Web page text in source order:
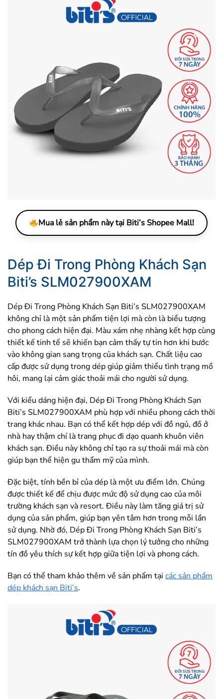
Mua lẻ sản phẩm này tại Biti’s Shopee Mall!
Dép Đi Trong Phòng Khách Sạn
Biti’s SLM027900XAM
Dép Đi Trong Phòng Khách Sạn Biti’s SLM027900XAM
không chỉ là một sản phẩm tiện lợi mà còn là biểu tượng
cho phong cách hiện đại. Màu xám nhẹ nhàng kết hợp cùng
thiết kế tinh tế sẽ khiến bạn cảm thấy tự tin hơn khi bước
vào không gian sang trọng của khách sạn. Chất liệu cao
cấp được sử dụng trong dép giúp giảm thiểu tình trạng mồ
hôi, mang lại cảm giác thoải mái cho người sử dụng.
Với kiểu dáng hiện đại, Dép Đi Trong Phòng Khách Sạn
Biti’s SLM027900XAM phù hợp với nhiều phong cách thời
trang khác nhau. Bạn có thể kết hợp dép với đồ ngủ, đồ ở
nhà hay thậm chí là trang phục đi dạo quanh khuôn viên
khách sạn. Điều này không chỉ tạo ra sự thoải mái mà còn
giúp bạn thể hiện gu thẩm mỹ của mình.
Đặc biệt, tính bền bỉ của dép là một ưu điểm lớn. Chúng
được thiết kế để chịu được mức độ sử dụng cao của môi
trường khách sạn và resort. Điều này làm tăng giá trị sử
dụng của sản phẩm, giúp bạn yên tâm hơn trong mỗi lần
sử dụng. Nhờ đó, Dép Đi Trong Phòng Khách Sạn Biti’s
SLM027900XAM trở thành lựa chọn lý tưởng cho những
tín đồ yêu thích sự kết hợp giữa tiện lợi và phong cách.
Bạn có thể tham khảo thêm về sản phẩm tại các sản phẩm
dép khách sạn Biti’s.